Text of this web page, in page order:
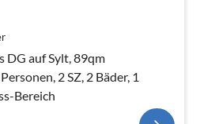
DG auf Sylt, 89qm
2 SZ, 2 Bäder, 1
Bereich